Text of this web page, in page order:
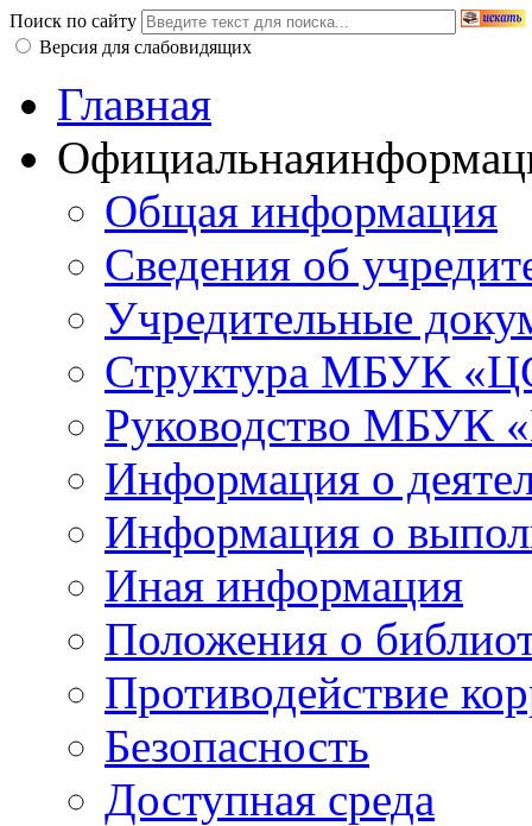
Поиск по сайту
Версия для слабовидящих
Главная
Официальная
Общая информация
Сведения об
Учредительные
Структура МБУК
Руководство МБУК
Информация о
Информация о
Иная информация
Положения о
Противодействие
Безопасность
Доступная среда